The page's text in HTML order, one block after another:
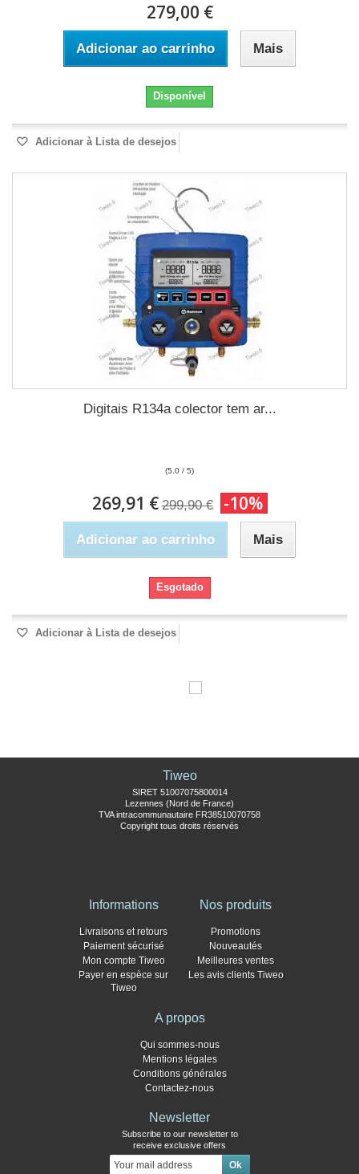
279,00 €
Adicionar ao carrinho Mais
Disponível
Adicionar à Lista de desejos
Digitais R134a colector tem ar...
(5.0 / 5)
269,91 € 299,90 € -10%
Adicionar ao carrinho Mais
Esgotado
Adicionar à Lista de desejos
Tiweo
SIRET 51007075800014
Lezennes (Nord de France)
TVA intracommunautaire FR38510070758
Copyright tous droits réservés
Informations
Livraisons et retours
Paiement sécurisé
Mon compte Tiweo
Payer en espèce sur
Tiweo
Nos produits
Promotions
Nouveautés
Meilleures ventes
Les avis clients Tiweo
A propos
Qui sommes-nous
Mentions légales
Conditions générales
Contactez-nous
Newsletter
Subscribe to our newsletter to
receive exclusive offers